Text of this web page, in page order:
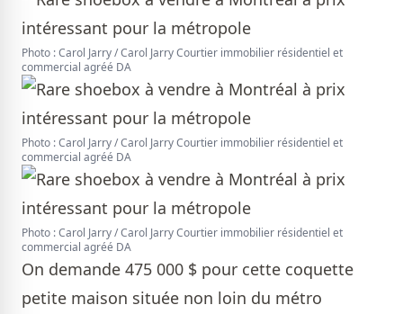
Photo : Carol Jarry / Carol Jarry Courtier immobilier résidentiel et
commercial agréé DA
Photo : Carol Jarry / Carol Jarry Courtier immobilier résidentiel et
commercial agréé DA
Photo : Carol Jarry / Carol Jarry Courtier immobilier résidentiel et
commercial agréé DA
On demande 475 000 $ pour cette coquette
petite maison située non loin du métro